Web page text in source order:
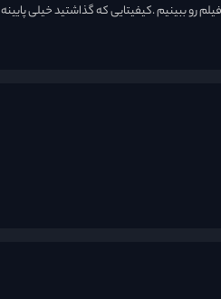
رو ببینیم .کیفیتایی که گذاشتید خیلی پایینه